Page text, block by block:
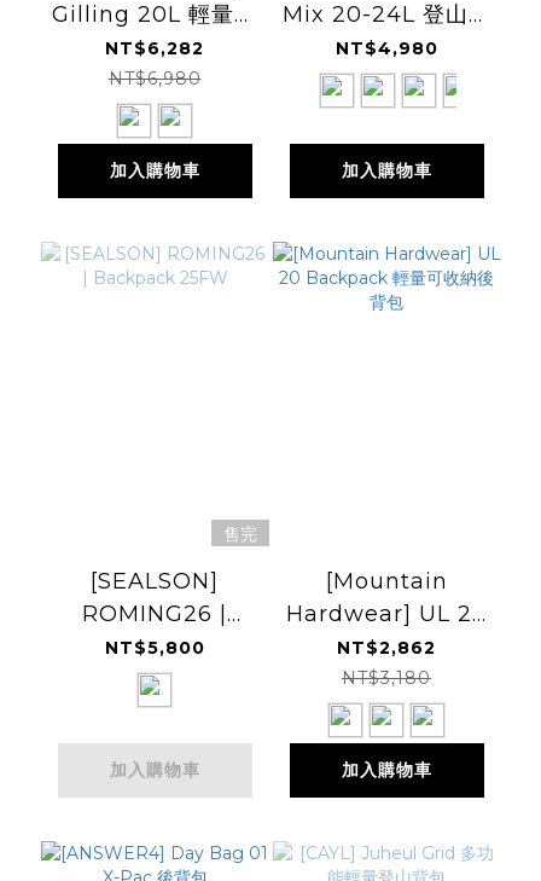
Gilling 20L 輕量登
山背包
NT$6,282
NT$6,980
加入購物車
Mix 20-24L 登山背
包
NT$4,980
加入購物車
售完
[SEALSON]
ROMING26 |
Backpack 25FW
NT$5,800
加入購物車
[Mountain
Hardwear] UL 20
Backpack 輕量可
收納後背包
NT$2,862
NT$3,180
加入購物車